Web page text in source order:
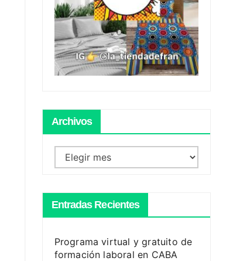
Archivos
Archivos
Entradas Recientes
Programa virtual y gratuito de
formación laboral en CABA